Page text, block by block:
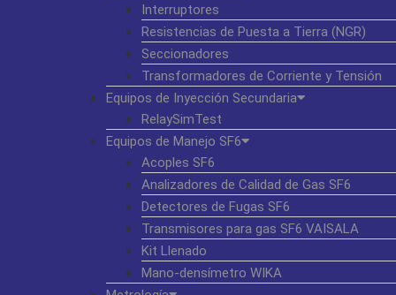
Interruptores
Resistencias de Puesta a Tierra (NGR)
Seccionadores
Transformadores de Corriente y Tensión
Equipos de Inyección Secundaria
RelaySimTest
Equipos de Manejo SF6
Acoples SF6
Analizadores de Calidad de Gas SF6
Detectores de Fugas SF6
Transmisores para gas SF6 VAISALA
Kit Llenado
Mano-densímetro WIKA